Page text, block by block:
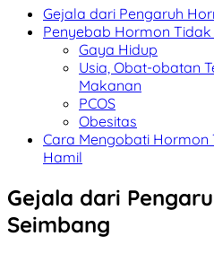
Gejala dari Pengaruh
Penyebab Hormon
Gaya Hidup
Usia, Obat-obatan
Makanan
PCOS
Obesitas
Cara Mengobati Hormon
Hamil
Gejala dari
Seimbang